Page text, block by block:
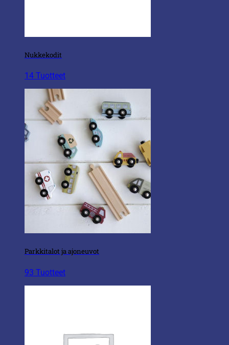
Nukkekodit
14 Tuotteet
Parkkitalot ja ajoneuvot
93 Tuotteet